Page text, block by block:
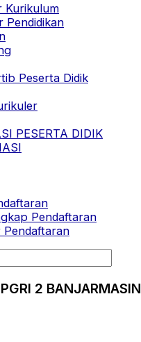
Kurikulum
Pendidikan
Peserta Didik
PESERTA DIDIK
Pendaftaran
Pendaftaran
2 BANJARMASIN